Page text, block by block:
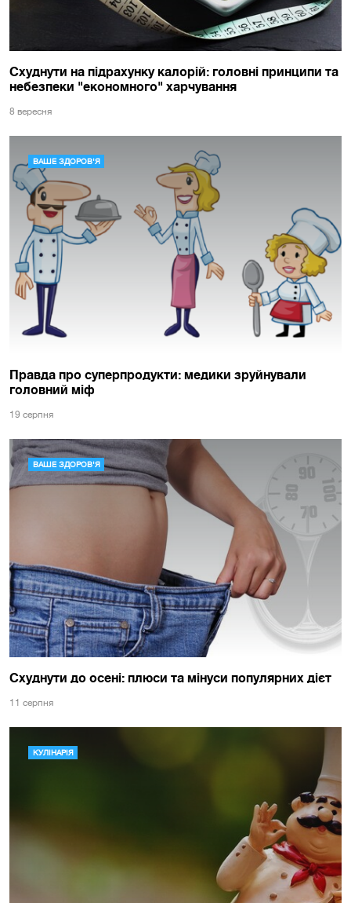
Схуднути на підрахунку калорій: головні принципи та
небезпеки "економного" харчування
8 вересня
ВАШЕ ЗДОРОВ'Я
Правда про суперпродукти: медики зруйнували
головний міф
19 серпня
ВАШЕ ЗДОРОВ'Я
Схуднути до осені: плюси та мінуси популярних дієт
11 серпня
КУЛІНАРІЯ